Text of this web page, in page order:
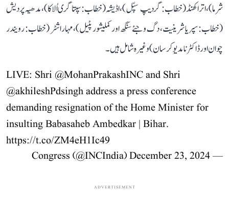
شرما)، اتراکھنڈ (خطاب: گردیپ سپّل)، اڈیشہ (خطاب: سپتاگری اُلاکا)، مدھیہ پردیش
(خطاب: سپریا شرینیت، دگ وجئے سنگھ اور کملیشور پٹیل)، مہاراشٹر (خطاب: رویندر
چوان اور ڈاکٹر نامدیو کرسان) وغیرہ شامل ہیں۔
LIVE: Shri @MohanPrakashINCand Shri
@akhileshPdsinghaddress a press conference
demanding resignation of the Home Minister for
insulting Babasaheb Ambedkar | Bihar.
https://t.co/ZM4eH1Ic49
— Congress (@INCIndia)
December 23, 2024
ADVERTISEMENT